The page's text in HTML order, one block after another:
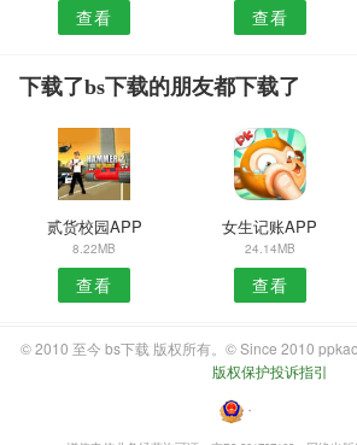
查看 查看
下载了bs下载的朋友都下载了
贰货校园APP
8.22MB
查看
女生记账APP
24.14MB
查看
© 2010 至今 bs下载 版权所有。© Since 2010
版权保护投诉指引
・